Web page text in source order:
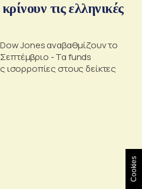
τις ελληνικές
Dow Jones αναβαθμίζουν το
- Τα funds
ισορροπίες στους δείκτες
Cookies